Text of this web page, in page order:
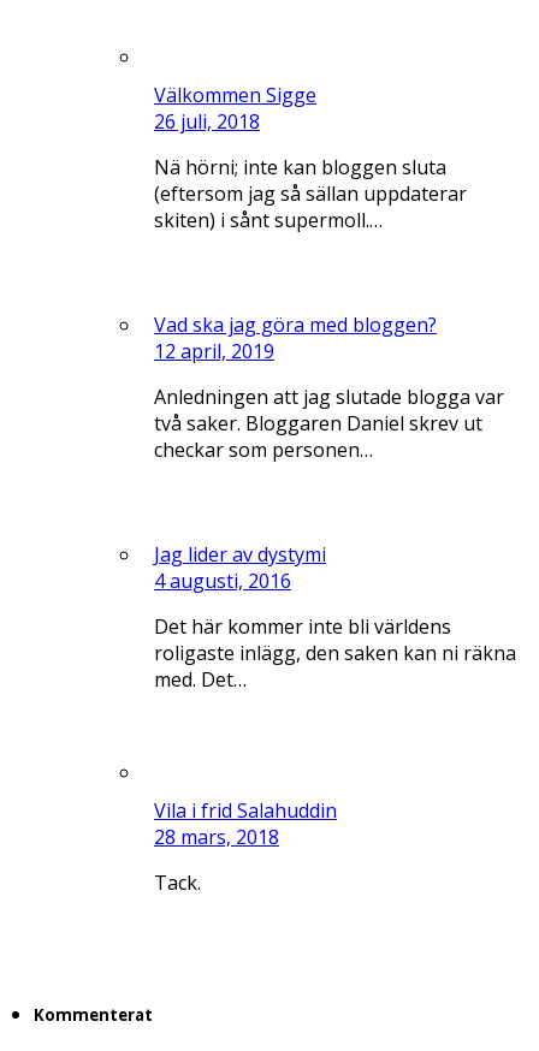
Välkommen Sigge
26 juli, 2018
Nä hörni; inte kan bloggen sluta
(eftersom jag så sällan uppdaterar
skiten) i sånt supermoll.…
Vad ska jag göra med bloggen?
12 april, 2019
Anledningen att jag slutade blogga var
två saker. Bloggaren Daniel skrev ut
checkar som personen…
Jag lider av dystymi
4 augusti, 2016
Det här kommer inte bli världens
roligaste inlägg, den saken kan ni räkna
med. Det…
Vila i frid Salahuddin
28 mars, 2018
Tack.
Kommenterat